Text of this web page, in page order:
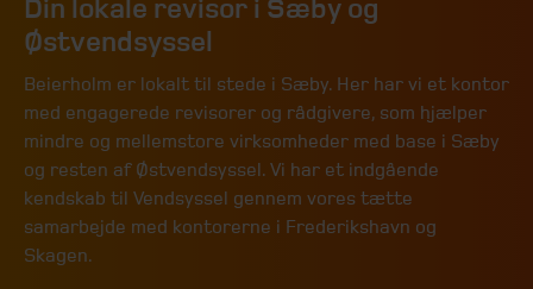
Din lokale revisor i Sæby og
Østvendsyssel
Beierholm er lokalt til stede i Sæby. Her har vi et kontor
med engagerede revisorer og rådgivere, som hjælper
mindre og mellemstore virksomheder med base i Sæby
og resten af Østvendsyssel. Vi har et indgående
kendskab til Vendsyssel gennem vores tætte
samarbejde med kontorerne i Frederikshavn og
Skagen.